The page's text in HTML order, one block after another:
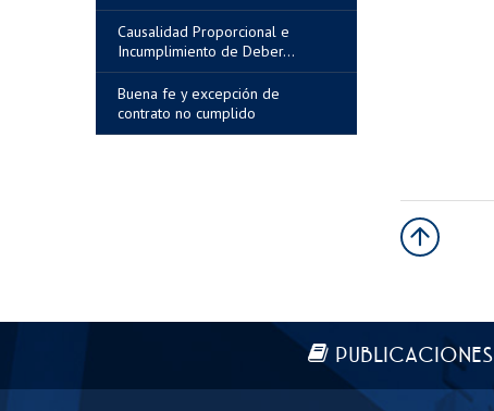
Causalidad Proporcional e
Incumplimiento de Deber...
Buena fe y excepción de
contrato no cumplido
PUBLICACIONES